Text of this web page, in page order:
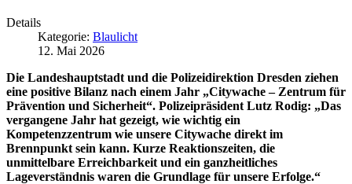
Details
Kategorie: Blaulicht
12. Mai 2026
Die Landeshauptstadt und die Polizeidirektion Dresden ziehen
eine positive Bilanz nach einem Jahr „Citywache – Zentrum für
Prävention und Sicherheit“. Polizeipräsident Lutz Rodig: „Das
vergangene Jahr hat gezeigt, wie wichtig ein
Kompetenzzentrum wie unsere Citywache direkt im
Brennpunkt sein kann. Kurze Reaktionszeiten, die
unmittelbare Erreichbarkeit und ein ganzheitliches
Lageverständnis waren die Grundlage für unsere Erfolge.“